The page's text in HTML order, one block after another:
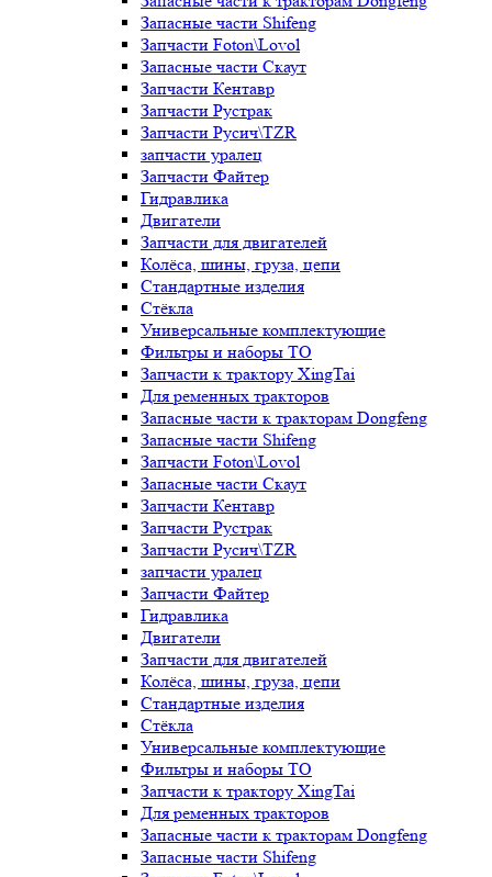
Запасные части Shifeng
Запчасти Foton\Lovol
Запасные части Скаут
Запчасти Кентавр
Запчасти Рустрак
Запчасти Русич\TZR
запчасти уралец
Запчасти Файтер
Гидравлика
Двигатели
Запчасти для двигателей
Колёса, шины, груза, цепи
Стандартные изделия
Стёкла
Универсальные комплектующие
Фильтры и наборы ТО
Запчасти к трактору XingTai
Для ременных тракторов
Запасные части к тракторам Dongfeng
Запасные части Shifeng
Запчасти Foton\Lovol
Запасные части Скаут
Запчасти Кентавр
Запчасти Рустрак
Запчасти Русич\TZR
запчасти уралец
Запчасти Файтер
Гидравлика
Двигатели
Запчасти для двигателей
Колёса, шины, груза, цепи
Стандартные изделия
Стёкла
Универсальные комплектующие
Фильтры и наборы ТО
Запчасти к трактору XingTai
Для ременных тракторов
Запасные части к тракторам Dongfeng
Запасные части Shifeng